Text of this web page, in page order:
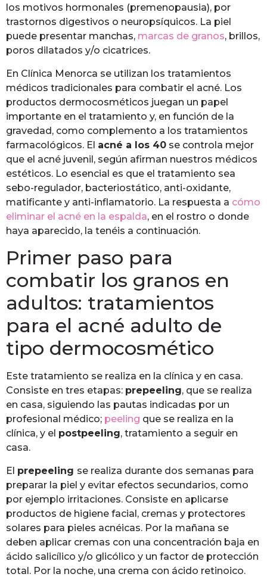
los motivos hormonales (premenopausia), por
trastornos digestivos o neuropsíquicos. La piel
puede presentar manchas, marcas de granos, brillos,
poros dilatados y/o cicatrices.
En Clínica Menorca se utilizan los tratamientos
médicos tradicionales para combatir el acné. Los
productos dermocosméticos juegan un papel
importante en el tratamiento y, en función de la
gravedad, como complemento a los tratamientos
farmacológicos. El acné a los 40 se controla mejor
que el acné juvenil, según afirman nuestros médicos
estéticos. Lo esencial es que el tratamiento sea
sebo-regulador, bacteriostático, anti-oxidante,
matificante y anti-inflamatorio. La respuesta a cómo
eliminar el acné en la espalda, en el rostro o donde
haya aparecido, la tenéis a continuación.
Primer paso para
combatir los granos en
adultos: tratamientos
para el acné adulto de
tipo dermocosmético
Este tratamiento se realiza en la clínica y en casa.
Consiste en tres etapas: prepeeling, que se realiza
en casa, siguiendo las pautas indicadas por un
profesional médico; peeling que se realiza en la
clínica, y el postpeeling, tratamiento a seguir en
casa.
El prepeeling se realiza durante dos semanas para
preparar la piel y evitar efectos secundarios, como
por ejemplo irritaciones. Consiste en aplicarse
productos de higiene facial, cremas y protectores
solares para pieles acnéicas. Por la mañana se
deben aplicar cremas con una concentración baja en
ácido salicílico y/o glicólico y un factor de protección
total. Por la noche, una crema con ácido retinoico.